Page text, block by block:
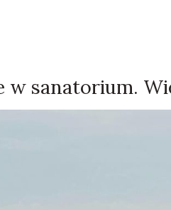
sanatorium.